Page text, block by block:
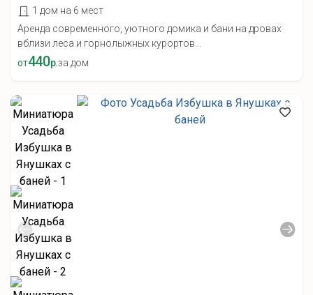
1 дом на 6 мест
Аренда современного, уютного домика и бани на дровах
вблизи леса и горнолыжных курортов...
от440р.за дом